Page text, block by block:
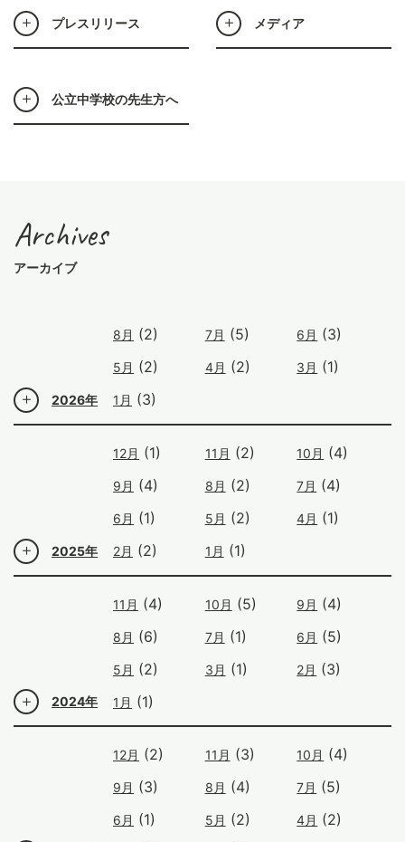
プレスリリース メディア
公立中学校の先生方へ
Archives
アーカイブ
2026年
8月 (2) 7月 (5) 6月 (3)
5月 (2) 4月 (2) 3月 (1)
1月 (3)
2025年
12月 (1) 11月 (2) 10月 (4)
9月 (4) 8月 (2) 7月 (4)
6月 (1) 5月 (2) 4月 (1)
2月 (2) 1月 (1)
2024年
11月 (4) 10月 (5) 9月 (4)
8月 (6) 7月 (1) 6月 (5)
5月 (2) 3月 (1) 2月 (3)
1月 (1)
12月 (2) 11月 (3) 10月 (4)
9月 (3) 8月 (4) 7月 (5)
6月 (1) 5月 (2) 4月 (2)